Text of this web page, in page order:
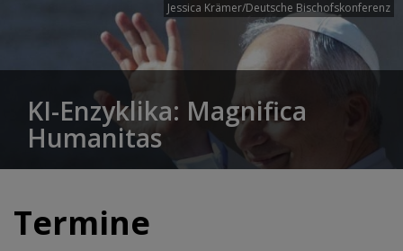
Jessica Krämer/Deutsche Bischofskonferenz
KI-Enzyklika: Magnifica
Humanitas
Termine